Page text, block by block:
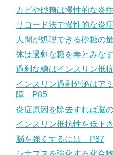
カビや砂糖は慢性的な炎
リコード法で慢性的な炎
人間が処理できる砂糖
体は過剰な糖を毒とみな
過剰な糖はインスリン抵
インスリン過剰分泌はア
障 P85
炎症原因を除去すれば脳
インスリン抵抗性を低下
脳を強くするには P87